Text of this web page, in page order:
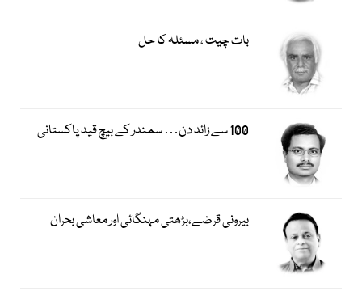
بات چیت ، مسئلہ کا حل
100 سے زائد دن… سمندر کے بیچ قید پاکستانی
بیرونی قرضے،بڑھتی مہنگائی اور معاشی بحران